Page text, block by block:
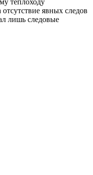
явных следов
лишь следовые